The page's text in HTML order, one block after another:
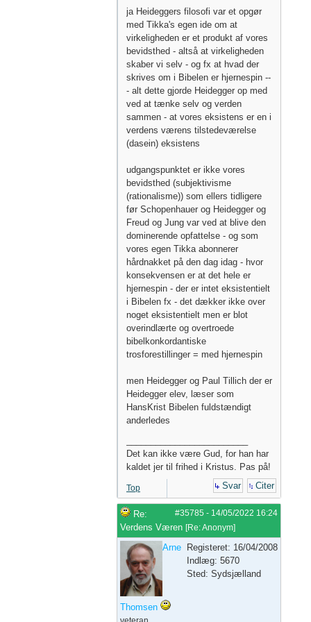
ja Heideggers filosofi var et opgør
med Tikka's egen ide om at
virkeligheden er et produkt af vores
bevidsthed - altså at virkeligheden
skaber vi selv - og fx at hvad der
skrives om i Bibelen er hjernespin --
- alt dette gjorde Heidegger op med
ved at tænke selv og verden
sammen - at vores eksistens er en i
verdens værens tilstedeværelse
(dasein) eksistens
udgangspunktet er ikke vores
bevidsthed (subjektivisme
(rationalisme)) som ellers tidligere
før Schopenhauer og Heidegger og
Freud og Jung var ved at blive den
dominerende opfattelse - og som
vores egen Tikka abonnerer
hårdnakket på den dag idag - hvor
konsekvensen er at det hele er
hjernespin - der er intet eksistentielt
i Bibelen fx - det dækker ikke over
noget eksistentielt men er blot
overindlærte og overtroede
bibelkonkordantiske
trosforestillinger = med hjernespin
men Heidegger og Paul Tillich der er
Heidegger elev, læser som
HansKrist Bibelen fuldstændigt
anderledes
Det kan ikke være Gud, for han har
kaldet jer til frihed i Kristus. Pas på!
Top Svar Citer
#35785 - 14/05/2022 16:24
Re:
Verdens Væren [Re: Anonym]
Arne
Thomsen
Registeret: 16/04/2008
Indlæg: 5670
Sted: Sydsjælland